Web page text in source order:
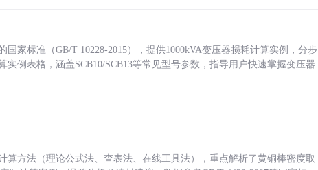
家标准（GB/T 10228-2015），提供1000kVA变压器损耗计算实例，分步
例表格，涵盖SCB10/SCB13等常见型号参数，指导用户快速掌握变压器
算方法（理论公式法、查表法、在线工具法），重点解析了黄铜棒密度取